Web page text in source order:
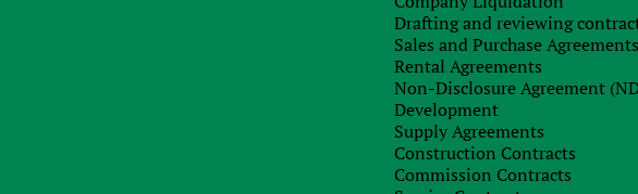
Drafting and reviewing
Sales and Purchase Agreements
Rental Agreements
Non-Disclosure Agreement
Development
Supply Agreements
Construction Contracts
Commission Contracts
ОТ МНОГИХ ФАКТОРОВ, НАПРИМЕР, ТАКИХ.
и место предоставления услуги.
и продавца.
предоставляются и кому, юридическому или физическому лицу.